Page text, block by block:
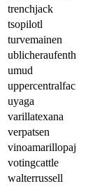
trenchjack
tsopilotl
turvemainen
ublicheraufenth
umud
uppercentralfac
uyaga
varillatexana
verpatsen
vinoamarillopaj
votingcattle
walterrussell